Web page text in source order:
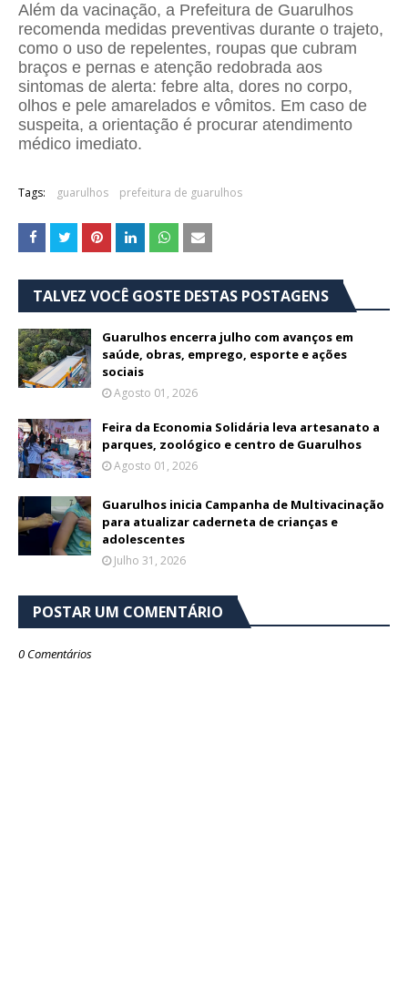
Além da vacinação, a Prefeitura de Guarulhos
recomenda medidas preventivas durante o trajeto,
como o uso de repelentes, roupas que cubram
braços e pernas e atenção redobrada aos
sintomas de alerta: febre alta, dores no corpo,
olhos e pele amarelados e vômitos. Em caso de
suspeita, a orientação é procurar atendimento
médico imediato.
Tags: guarulhos prefeitura de guarulhos
TALVEZ VOCÊ GOSTE DESTAS POSTAGENS
Guarulhos encerra julho com avanços em
saúde, obras, emprego, esporte e ações
sociais
Agosto 01, 2026
Feira da Economia Solidária leva artesanato a
parques, zoológico e centro de Guarulhos
Agosto 01, 2026
Guarulhos inicia Campanha de Multivacinação
para atualizar caderneta de crianças e
adolescentes
Julho 31, 2026
POSTAR UM COMENTÁRIO
0 Comentários